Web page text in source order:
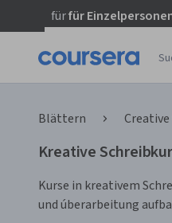
fürfür
Blättern
Kreative
Kurse in kreativem
und úberarbeitung